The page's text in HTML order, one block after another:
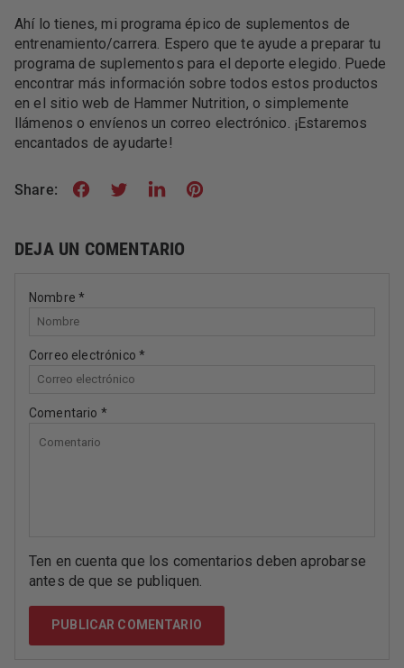
Ahí lo tienes, mi programa épico de suplementos de
entrenamiento/carrera. Espero que te ayude a preparar tu
programa de suplementos para el deporte elegido. Puede
encontrar más información sobre todos estos productos
en el sitio web de Hammer Nutrition, o simplemente
llámenos o envíenos un correo electrónico. ¡Estaremos
encantados de ayudarte!
Share:
DEJA UN COMENTARIO
Nombre*
Correo electrónico*
Comentario *
Ten en cuenta que los comentarios deben aprobarse
antes de que se publiquen.